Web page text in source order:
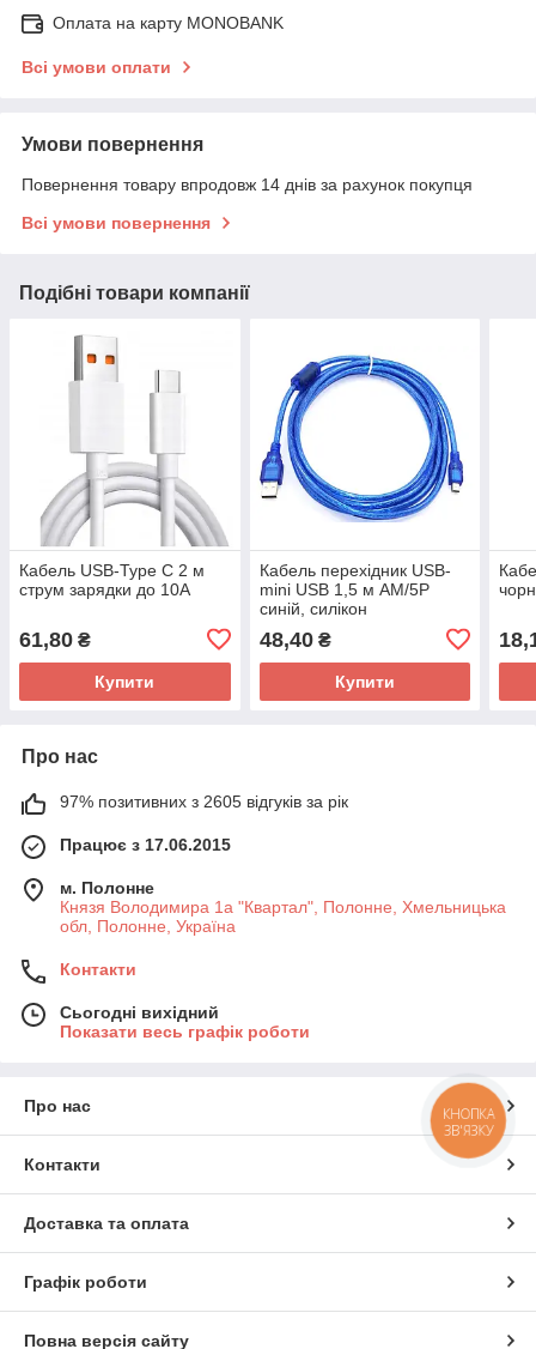
Оплата на карту MONOBANK
Всі умови оплати
Умови повернення
Повернення товару впродовж 14 днів за рахунок покупця
Всі умови повернення
Подібні товари компанії
Кабель USB-Type C 2 м
струм зарядки до 10А
61,80 ₴
Купити
Кабель перехідник USB-
mini USB 1,5 м AM/5P
синій, силікон
48,40₴
Купити
Про нас
97% позитивних з 2605 відгуків за рік
Працює з 17.06.2015
м. Полонне
Князя Володимира 1а "Квартал", Полонне, Хмельницька
обл, Полонне, Україна
Контакти
Сьогодні вихідний
Показати весь графік роботи
Про нас
Контакти
Доставка та оплата
Графік роботи
Повна версія сайту
КНОПКА
ЗВ'ЯЗКУ